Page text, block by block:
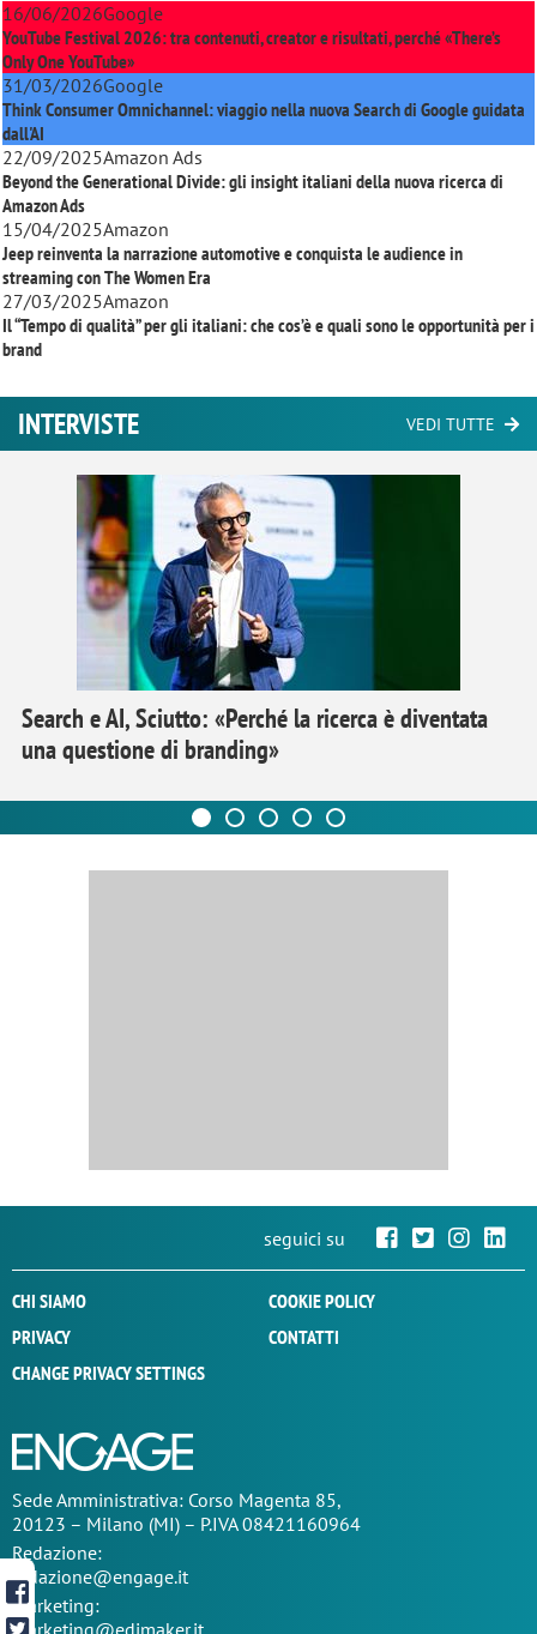
16/06/2026Google
YouTube Festival 2026: tra contenuti, creator e risultati, perché «There’s
Only One YouTube»
31/03/2026Google
Think Consumer Omnichannel: viaggio nella nuova Search di Google guidata
dall'AI
22/09/2025Amazon Ads
Beyond the Generational Divide: gli insight italiani della nuova ricerca di
Amazon Ads
15/04/2025Amazon
Jeep reinventa la narrazione automotive e conquista le audience in
streaming conThe Women Era
27/03/2025Amazon
Il “Tempo di qualità” per gli italiani: che cos’è e quali sono le opportunità per i
brand
INTERVISTE VEDI TUTTE
Search e AI, Sciutto: «Perché la ricerca è diventata
una questione di branding»
seguici su
CHI SIAMO
COOKIE POLICY
PRIVACY
CONTATTI
CHANGE PRIVACY SETTINGS
SedeAmministrativa: Corso Magenta 85,
20123 – Milano (MI) – P.IVA 08421160964
Redazione:
redazione@engage.it
Marketing: